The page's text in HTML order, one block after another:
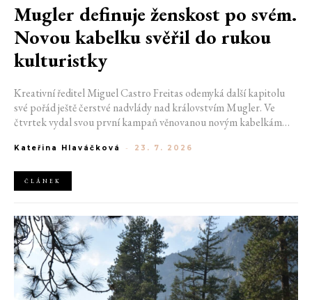
Mugler definuje ženskost po svém.
Novou kabelku svěřil do rukou
kulturistky
Kreativní ředitel Miguel Castro Freitas odemyká další kapitolu
své pořád ještě čerstvé nadvlády nad královstvím Mugler. Ve
čtvrtek vydal svou první kampaň věnovanou novým kabelkám
do módního domu dorazil. Umně mísí výrazy minulosti a dávných
Kateřina Hlaváčková - 23. 7. 2026
ČLÁNEK